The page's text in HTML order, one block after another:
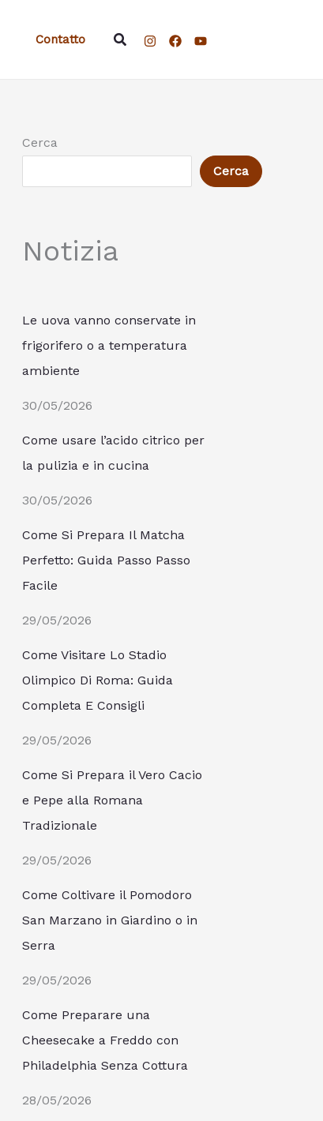
Contatto Cerca
Cerca
Cerca
Notizia
Le uova vanno conservate in
frigorifero o a temperatura
ambiente
30/05/2026
Come usare l’acido citrico per
la pulizia e in cucina
30/05/2026
Come Si Prepara Il Matcha
Perfetto: Guida Passo Passo
Facile
29/05/2026
Come Visitare Lo Stadio
Olimpico Di Roma: Guida
Completa E Consigli
29/05/2026
Come Si Prepara il Vero Cacio
e Pepe alla Romana
Tradizionale
29/05/2026
Come Coltivare il Pomodoro
San Marzano in Giardino o in
Serra
29/05/2026
Come Preparare una
Cheesecake a Freddo con
Philadelphia Senza Cottura
28/05/2026